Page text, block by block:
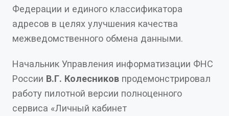
Федерации и единого классификатора
адресов в целях улучшения качества
межведомственного обмена данными.
Начальник Управления информатизации ФНС
России В.Г. Колесников продемонстрировал
работу пилотной версии полноценного
сервиса «Личный кабинет